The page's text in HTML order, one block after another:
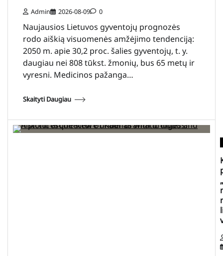
Admin 2026-08-09 0
Naujausios Lietuvos gyventojų prognozės
rodo aiškią visuomenės amžėjimo tendenciją:
2050 m. apie 30,2 proc. šalies gyventojų, t. y.
daugiau nei 808 tūkst. žmonių, bus 65 metų ir
vyresni. Medicinos pažanga…
Skaityti Daugiau